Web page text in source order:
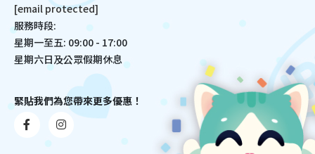
[email protected]
服務時段:
星期一至五: 09:00 - 17:00
星期六日及公眾假期休息
緊貼我們為您帶來更多優惠！